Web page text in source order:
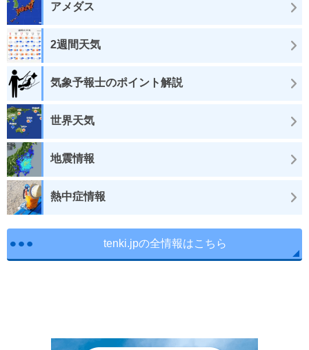
アメダス
2週間天気
気象予報士のポイント解説
世界天気
地震情報
熱中症情報
tenki.jpの全情報はこちら